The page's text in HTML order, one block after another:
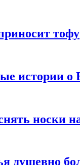
тофу
истории о
носки
душевно